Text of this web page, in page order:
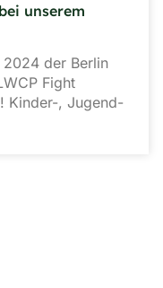
unserem
2024 der Berlin
Fight
Kinder-, Jugend-